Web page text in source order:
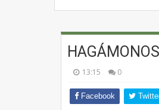
13:15 0
Facebook